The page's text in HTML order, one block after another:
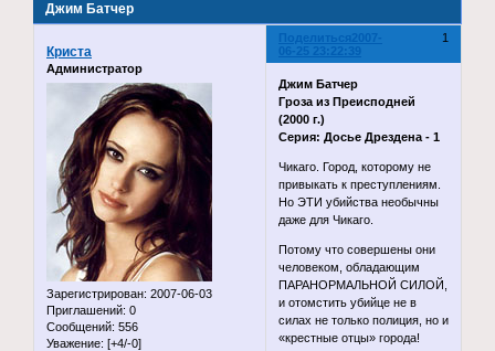
Джим Батчер
Поделиться 1
2007-
06-25 23:22:39
Криста
Администратор
Зарегистрирован: 2007-06-03
Приглашений: 0
Сообщений: 556
Уважение: [+4/-0]
Джим Батчер
Гроза из Преисподней
(2000 г.)
Серия: Досье Дрездена - 1
Чикаго. Город, которому не
привыкать к преступлениям.
Но ЭТИ убийства необычны
даже для Чикаго.
Потому что совершены они
человеком, обладающим
ПАРАНОРМАЛЬНОЙ СИЛОЙ,
и отомстить убийце не в
силах не только полиция, но и
«крестные отцы» города!